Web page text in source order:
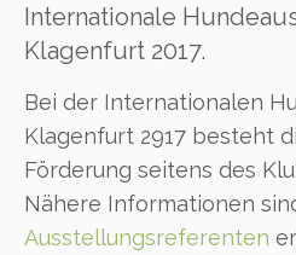
Internationale
Klagenfurt 2017.
Bei der Internationalen
Klagenfurt 2917 besteht
Förderung seitens des
Nähere Informationen
Ausstellungsreferenten